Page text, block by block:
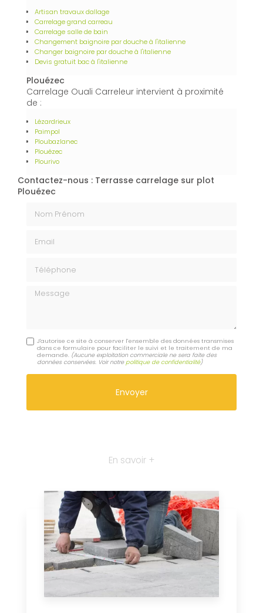
Artisan travaux dallage
Carrelage grand carreau
Carrelage salle de bain
Changement baignoire par douche à l'italienne
Changer baignoire par douche à l'italienne
Devis gratuit bac à l'italienne
Plouézec
Carrelage Ouali Carreleur intervient à proximité
de :
Lézardrieux
Paimpol
Ploubazlanec
Plouézec
Plourivo
Contactez-nous : Terrasse carrelage sur plot
Plouézec
Message
J'autorise ce site à conserver l'ensemble des données transmises
dans ce formulaire pour faciliter le suivi et le traitement de ma
demande. (Aucune exploitation commerciale ne sera faite des
données conservées. Voir notrepolitique de confidentialité)
En savoir +